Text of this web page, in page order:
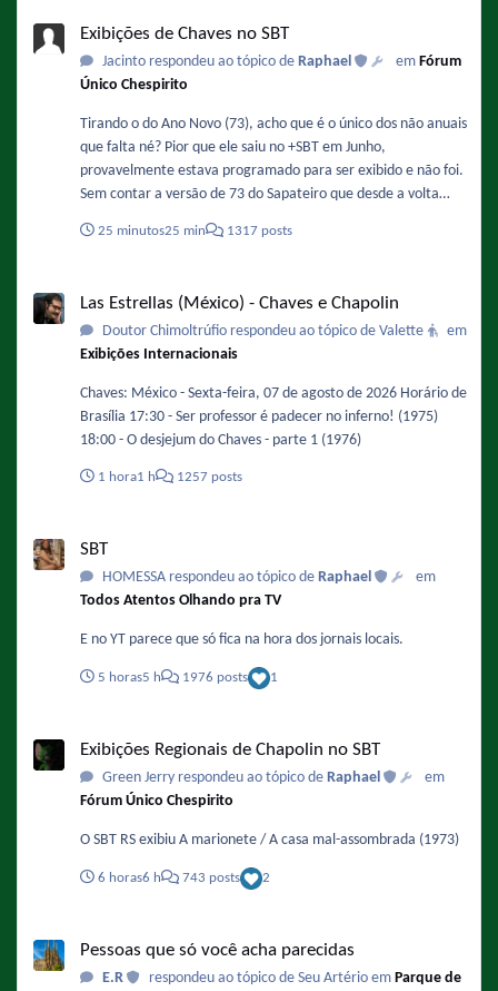
Exibições de Chaves no SBT
Jacinto respondeu ao tópico de Raphael em Fórum
Único Chespirito
Tirando o do Ano Novo (73), acho que é o único dos não anuais
que falta né? Pior que ele saiu no +SBT em Junho,
provavelmente estava programado para ser exibido e não foi.
Sem contar a versão de 73 do Sapateiro que desde a volta
do episódio da Pichorra.
25 minutos25 min 1317 posts
Las Estrellas (México) - Chaves e Chapolin
Doutor Chimoltrúfio respondeu ao tópico de Valette
em
Exibições Internacionais
Chaves: México - Sexta-feira, 07 de agosto de 2026 Horário de
Brasília 17:30 - Ser professor é padecer no inferno! (1975)
18:00 - O desjejum do Chaves - parte 1 (1976)
1 hora1 h 1257 posts
SBT
HOMESSA respondeu ao tópico de Raphael
em
Todos Atentos Olhando pra TV
E no YT parece que só fica na hora dos jornais locais.
5 horas5 h 1976 posts 1
Exibições Regionais de Chapolin no SBT
Green Jerry respondeu ao tópico de Raphael
em
Fórum Único Chespirito
O SBT RS exibiu A marionete / A casa mal-assombrada (1973)
6 horas6 h 743 posts 2
Pessoas que só você acha parecidas
E.R respondeu ao tópico de Seu Artério em Parque de